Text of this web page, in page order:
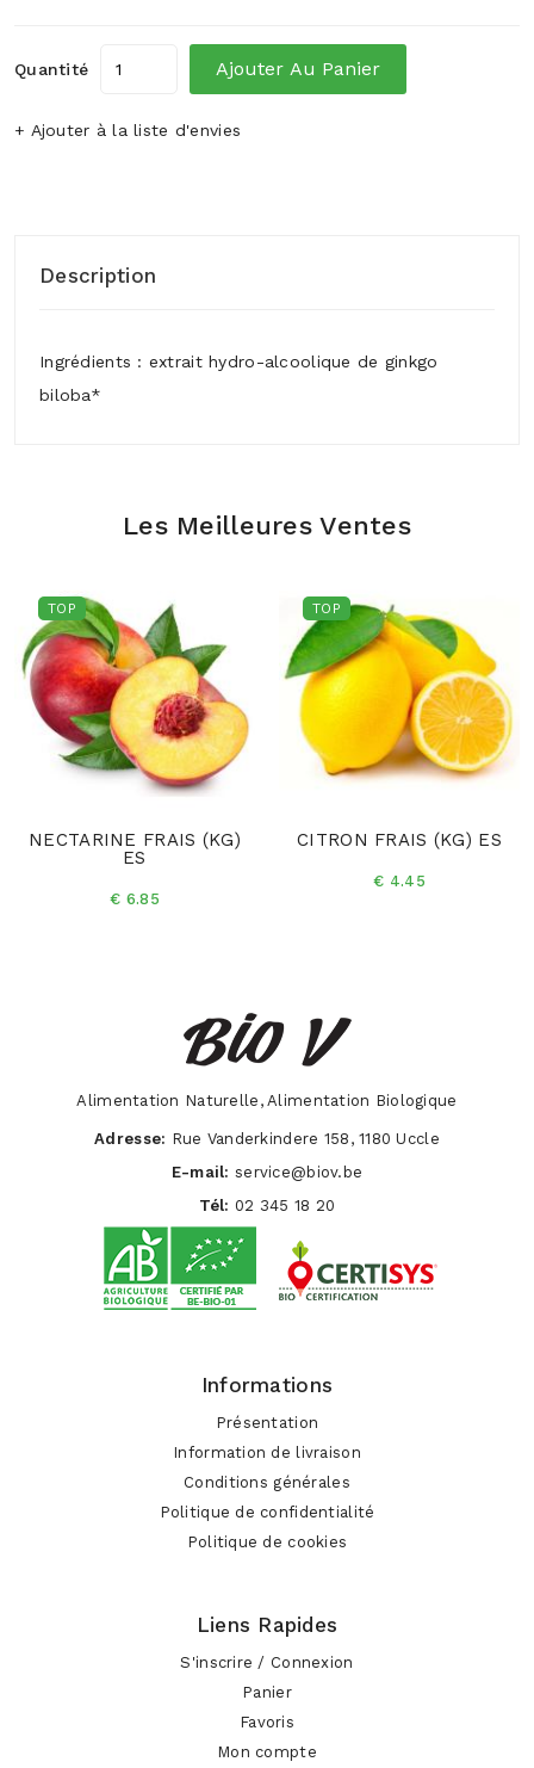
Quantité Ajouter Au Panier
+ Ajouter à la liste d'envies
Description
Ingrédients : extrait hydro-alcoolique de ginkgo
biloba*
Les Meilleures Ventes
TOP
NECTARINE FRAIS (KG)
ES
€ 6.85
TOP
CITRON FRAIS (KG) ES
€ 4.45
Alimentation Naturelle, Alimentation Biologique
Adresse: Rue Vanderkindere 158, 1180 Uccle
E-mail: service@biov.be
Tél: 02 345 18 20
Informations
Présentation
Information de livraison
Conditions générales
Politique de confidentialité
Politique de cookies
Liens Rapides
S'inscrire / Connexion
Panier
Favoris
Mon compte